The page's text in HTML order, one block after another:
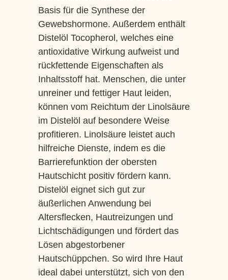
Basis für die Synthese der
Gewebshormone. Außerdem enthält
Distelöl Tocopherol, welches eine
antioxidative Wirkung aufweist und
rückfettende Eigenschaften als
Inhaltsstoff hat. Menschen, die unter
unreiner und fettiger Haut leiden,
können vom Reichtum der Linolsäure
im Distelöl auf besondere Weise
profitieren. Linolsäure leistet auch
hilfreiche Dienste, indem es die
Barrierefunktion der obersten
Hautschicht positiv fördern kann.
Distelöl eignet sich gut zur
äußerlichen Anwendung bei
Altersflecken, Hautreizungen und
Lichtschädigungen und fördert das
Lösen abgestorbener
Hautschüppchen. So wird Ihre Haut
ideal dabei unterstützt, sich von den